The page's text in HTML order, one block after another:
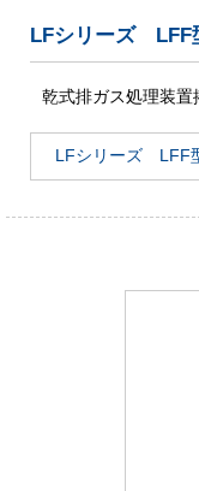
LFシリーズ LFF
乾式排ガス処理装置
LFシリーズ LFF